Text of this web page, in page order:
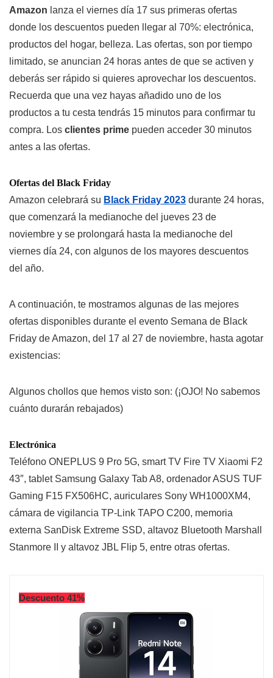
Amazon lanza el viernes día 17 sus primeras ofertas
donde los descuentos pueden llegar al 70%: electrónica,
productos del hogar, belleza. Las ofertas, son por tiempo
limitado, se anuncian 24 horas antes de que se activen y
deberás ser rápido si quieres aprovechar los descuentos.
Recuerda que una vez hayas añadido uno de los
productos a tu cesta tendrás 15 minutos para confirmar tu
compra. Los clientes prime pueden acceder 30 minutos
antes a las ofertas.
Ofertas del Black Friday
Amazon celebrará su Black Friday 2023 durante 24 horas,
que comenzará la medianoche del jueves 23 de
noviembre y se prolongará hasta la medianoche del
viernes día 24, con algunos de los mayores descuentos
del año.
A continuación, te mostramos algunas de las mejores
ofertas disponibles durante el evento Semana de Black
Friday de Amazon, del 17 al 27 de noviembre, hasta agotar
existencias:
Algunos chollos que hemos visto son: (¡OJO! No sabemos
cuánto durarán rebajados)
Electrónica
Teléfono ONEPLUS 9 Pro 5G, smart TV Fire TV Xiaomi F2
43″, tablet Samsung Galaxy Tab A8, ordenador ASUS TUF
Gaming F15 FX506HC, auriculares Sony WH1000XM4,
cámara de vigilancia TP-Link TAPO C200, memoria
externa SanDisk Extreme SSD, altavoz Bluetooth Marshall
Stanmore II y altavoz JBL Flip 5, entre otras ofertas.
Descuento 41%